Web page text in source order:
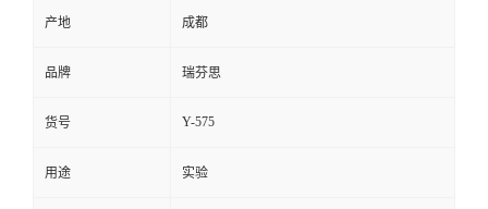
式
产地 成都
品牌 瑞芬思
货号 Y-575
用途 实验